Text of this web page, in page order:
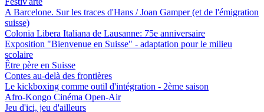
A Barcelone. Sur les traces d'Hans / Joan Gamper (et de l'émigration
suisse)
Colonia Libera Italiana de Lausanne: 75e anniversaire
Exposition "Bienvenue en Suisse" - adaptation pour le milieu
scolaire
Être père en Suisse
Contes au-delà des frontières
Le kickboxing comme outil d'intégration - 2ème saison
Afro-Kongo Cinéma Open-Air
Jeu d'ici, jeu d'ailleurs